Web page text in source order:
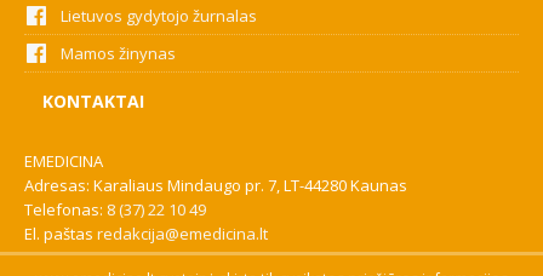
Lietuvos gydytojo žurnalas
Mamos žinynas
KONTAKTAI
EMEDICINA
Adresas: Karaliaus Mindaugo pr. 7, LT-44280 Kaunas
Telefonas: 8 (37) 22 10 49
El. paštas redakcija@emedicina.lt